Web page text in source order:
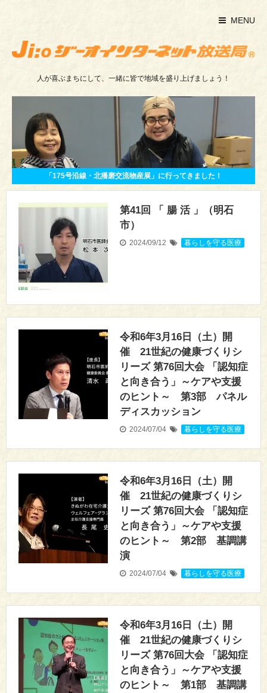
MENU
人が喜ぶまちにして、一緒に皆で地域を盛り上げましょう！
「175号沿線・北播磨交流物産展」に行ってきました！
第41回 「 腸 活 」（明石
市）
2024/09/12 暮らしを守る医療
令和6年3月16日（土）開
催 21世紀の健康づくりシ
リーズ 第76回大会 「認知症
と向き合う」～ケアや支援
のヒント～ 第3部 パネル
ディスカッション
2024/07/04 暮らしを守る医療
令和6年3月16日（土）開
催 21世紀の健康づくりシ
リーズ 第76回大会 「認知症
と向き合う」～ケアや支援
のヒント～ 第2部 基調講
演
2024/07/04 暮らしを守る医療
令和6年3月16日（土）開
催 21世紀の健康づくりシ
リーズ 第76回大会 「認知症
と向き合う」～ケアや支援
のヒント～ 第1部 基調講